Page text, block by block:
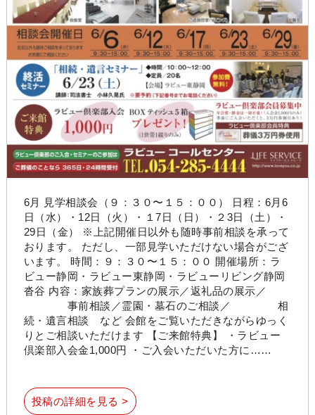
6月 見学相談会（９：３０〜１５：００） 日程：6月6
日（水）・12日（火）・１7日（日）・２3日（土）・
29日（金） ※上記開催日以外も随時事前相談を承って
おります。 ただし、一部見学いただけない場合がござ
います。 時間：９：３０〜１５：００ 開催場所：ラ
ビュー静岡・ラビュー東静岡・ラビューリビング静岡
沓谷 内容：家族葬プランの展示／返礼品の展示／
事前相談／霊園・墓石のご相談／ 相
続・遺言相談 など 会館をご覧いただきながらゆっく
りとご相談いただけます 【ご来館特典】 ・ラビュー
倶楽部入会金1,000円 ・ご入会いただいた方に……
投稿の詳細を見る >